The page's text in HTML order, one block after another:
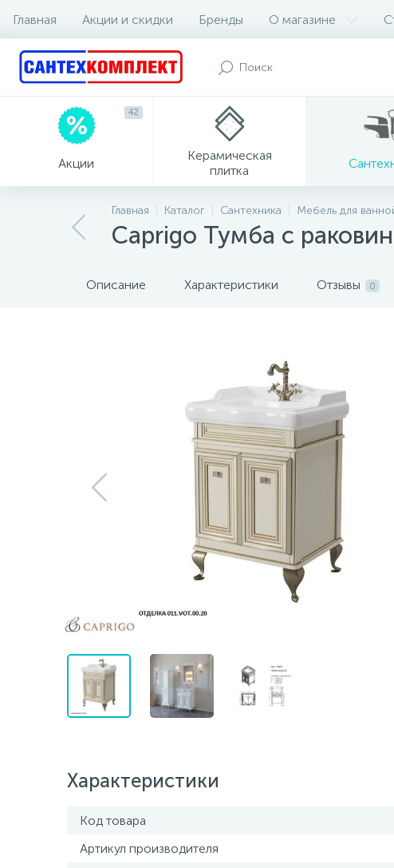
Главная Акции и скидки Бренды О магазине
Акции
42
Керамическая
плитка
Главная Каталог Сантехника Мебель для
Caprigo Тумба с
Описание Характеристики Отзывы 0
Характеристики
Код товара
Артикул производителя